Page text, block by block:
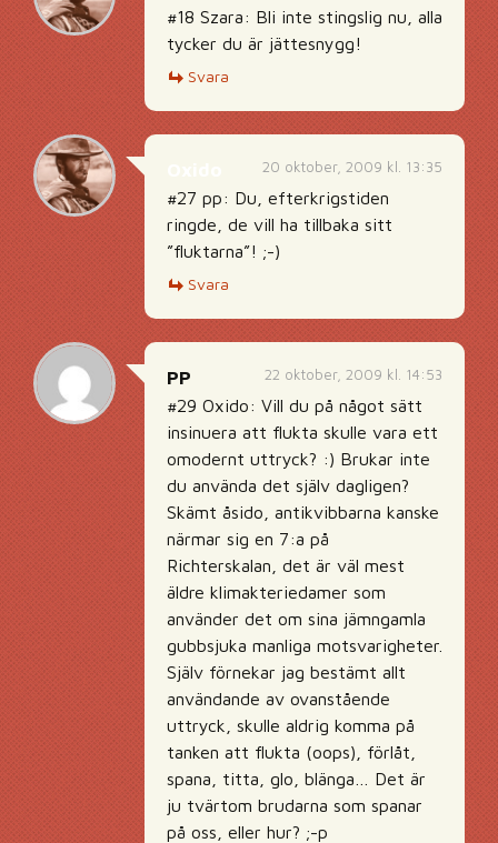
#18 Szara: Bli inte stingslig nu, alla
tycker du är jättesnygg!
Svara
20 oktober, 2009 kl. 13:35
#27 pp: Du, efterkrigstiden
ringde, de vill ha tillbaka sitt
”fluktarna”! ;-)
Svara
22 oktober, 2009 kl. 14:53
PP
#29 Oxido: Vill du på något sätt
insinuera att flukta skulle vara ett
omodernt uttryck? :) Brukar inte
du använda det själv dagligen?
Skämt åsido, antikvibbarna kanske
närmar sig en 7:a på
Richterskalan, det är väl mest
äldre klimakteriedamer som
använder det om sina jämngamla
gubbsjuka manliga motsvarigheter.
Själv förnekar jag bestämt allt
användande av ovanstående
uttryck, skulle aldrig komma på
tanken att flukta (oops), förlåt,
spana, titta, glo, blänga… Det är
ju tvärtom brudarna som spanar
på oss, eller hur? ;-p